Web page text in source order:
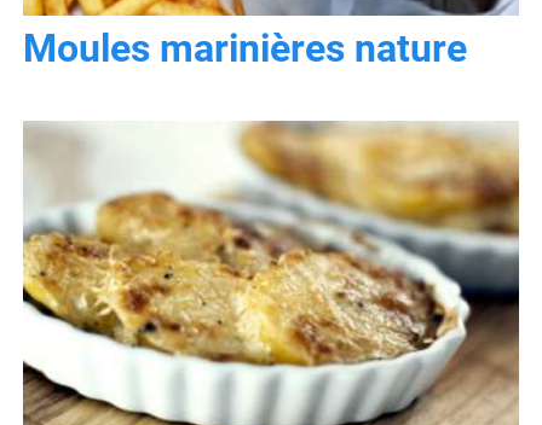
Moules marinières nature